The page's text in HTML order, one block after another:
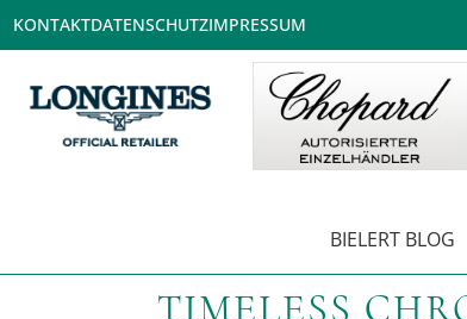
KONTAKTDATENSCHUTZIMPRESSUM
BIELERT BLOG